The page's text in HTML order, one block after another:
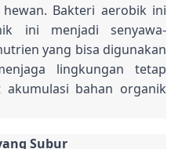
Bakteri aerobik ini
ini menjadi senyawa-
yang bisa digunakan
lingkungan tetap
bahan organik
Subur